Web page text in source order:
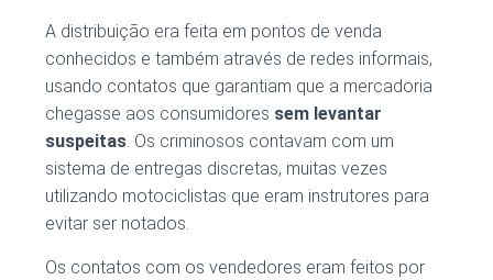
A distribuição era feita em pontos de venda
conhecidos e também através de redes informais,
usando contatos que garantiam que a mercadoria
chegasse aos consumidores sem levantar
suspeitas. Os criminosos contavam com um
sistema de entregas discretas, muitas vezes
utilizando motociclistas que eram instrutores para
evitar ser notados.
Os contatos com os vendedores eram feitos por